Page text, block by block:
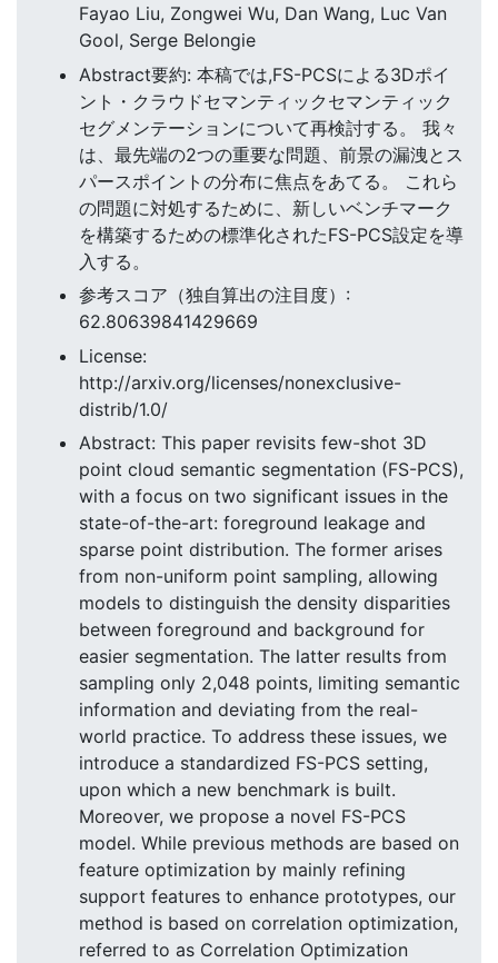
Fayao Liu, Zongwei Wu, Dan Wang, Luc Van
Gool, Serge Belongie
Abstract要約: 本稿では,FS-PCSによる3Dポイ
ント・クラウドセマンティックセマンティック
セグメンテーションについて再検討する。 我々
は、最先端の2つの重要な問題、前景の漏洩とス
パースポイントの分布に焦点をあてる。 これら
の問題に対処するために、新しいベンチマーク
を構築するための標準化されたFS-PCS設定を導
入する。
参考スコア（独自算出の注目度）:
62.80639841429669
License:
http://arxiv.org/licenses/nonexclusive-
distrib/1.0/
Abstract: This paper revisits few-shot 3D
point cloud semantic segmentation (FS-PCS),
with a focus on two significant issues in the
state-of-the-art: foreground leakage and
sparse point distribution. The former arises
from non-uniform point sampling, allowing
models to distinguish the density disparities
between foreground and background for
easier segmentation. The latter results from
sampling only 2,048 points, limiting semantic
information and deviating from the real-
world practice. To address these issues, we
introduce a standardized FS-PCS setting,
upon which a new benchmark is built.
Moreover, we propose a novel FS-PCS
model. While previous methods are based on
feature optimization by mainly refining
support features to enhance prototypes, our
method is based on correlation optimization,
referred to as Correlation Optimization